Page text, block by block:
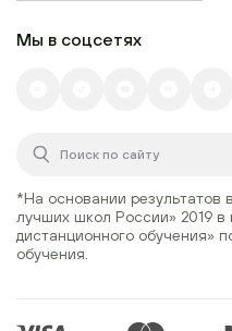
Мы в соцсетях
*На основании результатов
лучших школ России» 2019 в
дистанционного обучения»
обучения.